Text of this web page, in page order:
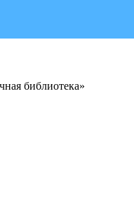
библиотека»